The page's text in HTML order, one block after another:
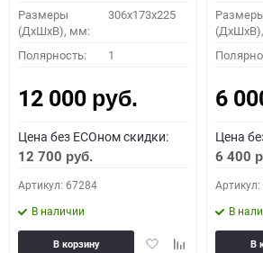
Размеры
(ДхШхВ), мм:
306x173x225
Полярность: 1
12 000 руб.
Цена без ECOном скидки:
12 700 руб.
Артикул: 67284
В наличии
ДобавитьДобавить
В корзину
6
Цена
6 400
В
В